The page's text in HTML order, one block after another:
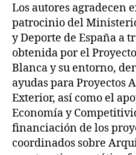
Los autores agradecen
patrocinio del
y Deporte de España a
obtenida por el
Blanca y su entorno,
ayudas para Proyectos
Exterior, así como el
Economía y
financiación de los
coordinados sobre